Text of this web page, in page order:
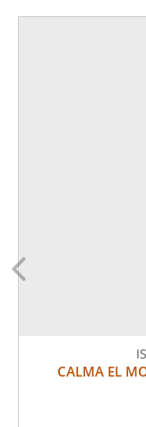
CALMA EL